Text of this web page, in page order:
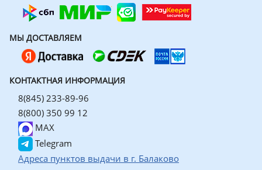
МЫ ДОСТАВЛЯЕМ
КОНТАКТНАЯ ИНФОРМАЦИЯ
8(845) 233-89-96
8(800) 350 99 12
MAX
Telegram
Адреса пунктов выдачи в г. Балаково